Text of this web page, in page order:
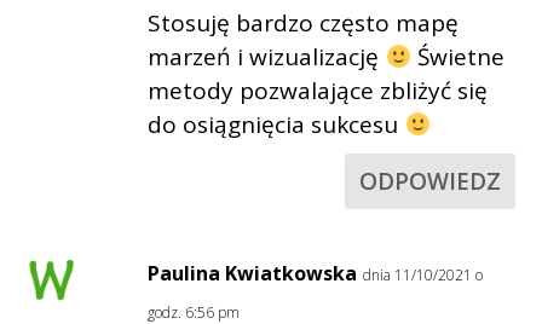
Stosuję bardzo często mapę
marzeń i wizualizację
Świetne
metody pozwalające zbliżyć się
do osiągnięcia sukcesu
ODPOWIEDZ
Paulina Kwiatkowska dnia 11/10/2021 o
godz. 6:56 pm